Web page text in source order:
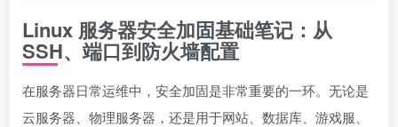
Linux 服务器安全加固基础笔记：从
SSH、端口到防火墙配置
在服务器日常运维中，安全加固是非常重要的一环。无论是
云服务器、物理服务器，还是用于网站、数据库、游戏服、